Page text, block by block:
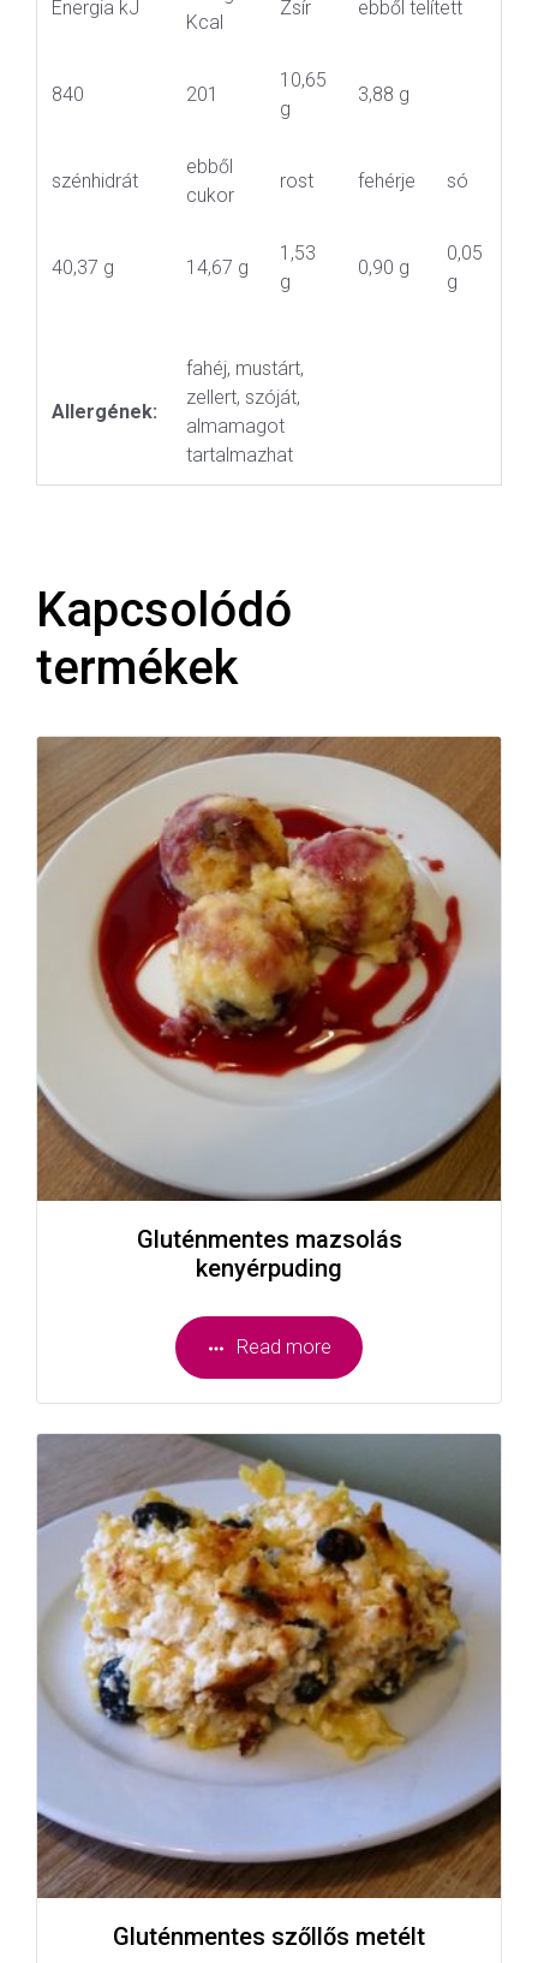
Energia kJ
Kcal
Zsír ebből telített
840 201
10,65
g
3,88 g
szénhidrát
ebből
cukor
rost fehérje só
40,37 g 14,67 g
1,53
g
0,90 g
0,05
g
Allergének:
fahéj, mustárt,
zellert, szóját,
almamagot
tartalmazhat
Kapcsolódó
termékek
Gluténmentes mazsolás
kenyérpuding
Read more
Gluténmentes szőllős metélt